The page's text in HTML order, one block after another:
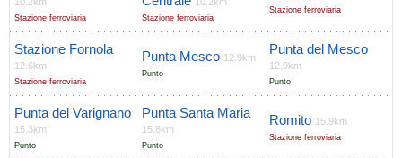
Stazione ferroviaria Stazione ferroviaria
Stazione ferroviaria
Stazione Fornola
12.6km
Stazione ferroviaria
Punta Mesco 12.9km
Punto
Punta del Mesco
12.9km
Punto
Punta del Varignano
15.3km
Punto
Punta Santa Maria
15.8km
Punto
Romito 15.9km
Stazione ferroviaria